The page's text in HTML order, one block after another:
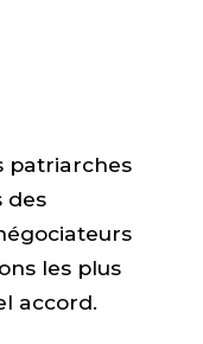
patriarches
des
les plus
accord.